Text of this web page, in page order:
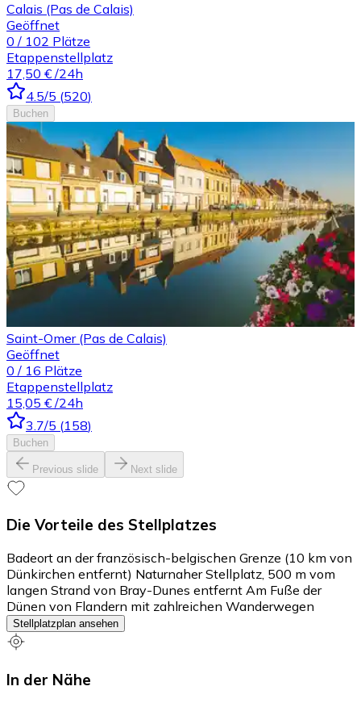
Calais (Pas de Calais)
Geöffnet
0 / 102 Plätze
Etappenstellplatz
17,50 € /24h
4.5/5 (520)
Buchen
Saint-Omer (Pas de Calais)
Geöffnet
0 / 16 Plätze
Etappenstellplatz
15,05 € /24h
3.7/5 (158)
Buchen
Previous slide Next slide
Die Vorteile des Stellplatzes
Badeort an der französisch-belgischen Grenze (10 km von
Dünkirchen entfernt) Naturnaher Stellplatz, 500 m vom
langen Strand von Bray-Dunes entfernt Am Fuße der
Dünen von Flandern mit zahlreichen Wanderwegen
Stellplatzplan ansehen
In der Nähe